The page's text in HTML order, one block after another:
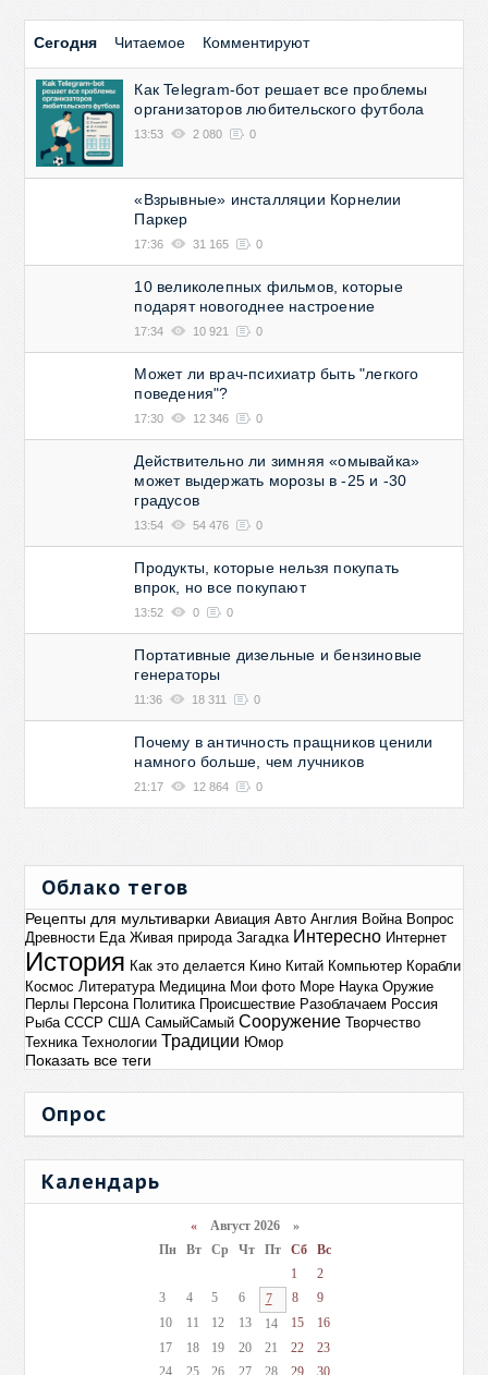
Сегодня Читаемое Комментируют
Как Telegram-бот решает все проблемы
организаторов любительского футбола
13:53 2 080 0
«Взрывные» инсталляции Корнелии
Паркер
17:36 31 165 0
10 великолепных фильмов, которые
подарят новогоднее настроение
17:34 10 921 0
Может ли врач-психиатр быть "легкого
поведения"?
17:30 12 346 0
Действительно ли зимняя «омывайка»
может выдержать морозы в -25 и -30
градусов
13:54 54 476 0
Продукты, которые нельзя покупать
впрок, но все покупают
13:52 0 0
Портативные дизельные и бензиновые
генераторы
11:36 18 311 0
Почему в античность пращников ценили
намного больше, чем лучников
21:17 12 864 0
Облако тегов
Рецепты для мультиварки Авиация Авто Англия Война Вопрос
Древности Еда Живая природа Загадка Интересно Интернет
История Как это делается Кино Китай Компьютер Корабли
Космос Литература Медицина Мои фото Море Наука Оружие
Перлы Персона Политика Происшествие Разоблачаем Россия
Рыба СССР США СамыйСамый Сооружение Творчество
Техника Технологии Традиции Юмор
Показать все теги
Опрос
Календарь
«Август 2026 »
Пн
Вт Ср Чт Пт Сб
Вс
1
2
3
4 5 6 7 8
9
10
11 12 13 14 15
16
17
18 19 20 21 22
23
24
25 26 27 28 29 30